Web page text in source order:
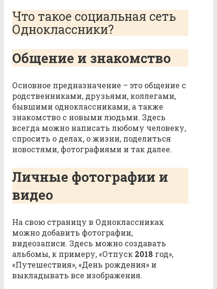
Что такое социальная сеть
Одноклассники?
Общение и знакомство
Основное предназначение – это общение с
родственниками, друзьями, коллегами,
бывшими одноклассниками, а также
знакомство с новыми людьми. Здесь
всегда можно написать любому человеку,
спросить о делах, о жизни, поделиться
новостями, фотографиями и так далее.
Личные фотографии и
видео
На свою страницу в Одноклассниках
можно добавить фотографии,
видеозаписи. Здесь можно создавать
альбомы, к примеру, «Отпуск 2018 год»,
«Путешествия», «День рождения» и
выкладывать все изображения.